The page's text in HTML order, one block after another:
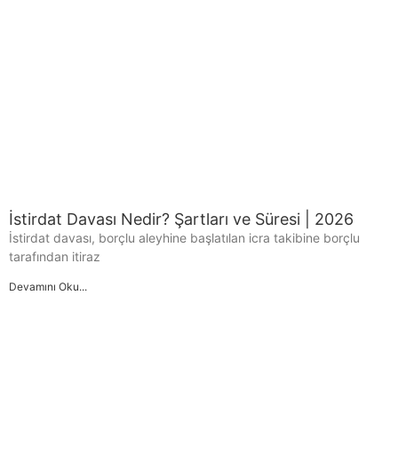
İstirdat Davası Nedir? Şartları ve Süresi | 2026
İstirdat davası, borçlu aleyhine başlatılan icra takibine borçlu
tarafından itiraz
Devamını Oku...